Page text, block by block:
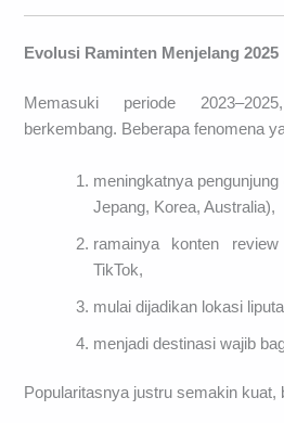
Evolusi Raminten Menjelang 2025
Memasuki periode
berkembang. Beberapa fenomena
meningkatnya
Jepang, Korea, Australia),
ramainya konten
TikTok,
mulai dijadikan lokasi
menjadi destinasi wajib
Popularitasnya justru semakin kuat,